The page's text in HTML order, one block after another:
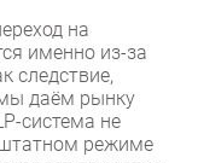
на
именно из-за
следствие,
даём рынку
система не
штатном режиме